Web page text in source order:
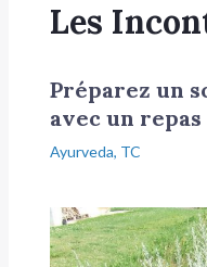
Les
Préparez un
avec un
Ayurveda, TC